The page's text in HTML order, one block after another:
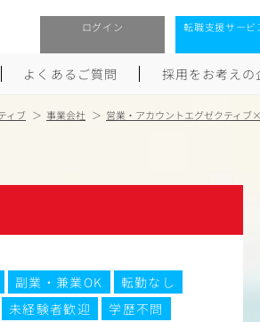
ログイン 転職支援サービ
職
クリ転職
よくあるご質問 採用をお考えの
ィブ 事業会社
営業・アカウントエグゼクティブ
副業・兼業OK
転勤なし
未経験者歓迎
学歴不問